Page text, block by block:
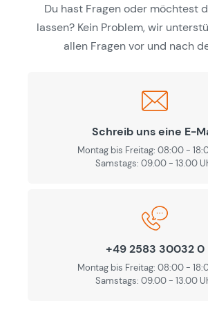
Du hast Fragen oder möchtest
lassen? Kein Problem, wir
allen Fragen vor und nach
Schreib uns eine E-
Montag bis Freitag: 08:00 -
Samstags: 09.00 - 13.00
+49 2583 30032 0
Montag bis Freitag: 08:00 -
Samstags: 09.00 - 13.00